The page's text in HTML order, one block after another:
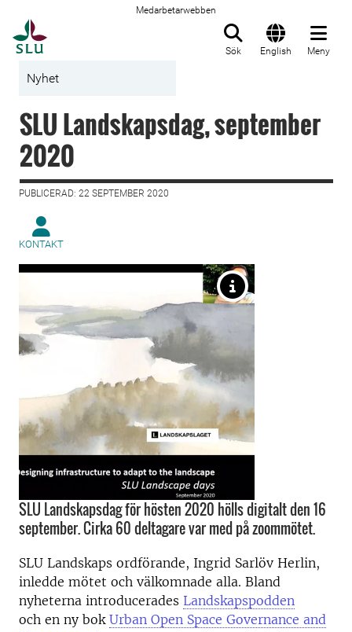
Medarbetarwebben
Sök English Meny
Nyhet
SLU Landskapsdag, september
2020
PUBLICERAD: 22 SEPTEMBER 2020
KONTAKT
SLU Landskapsdag för hösten 2020 hölls digitalt den 16
september. Cirka 60 deltagare var med på zoommötet.
SLU Landskaps ordförande, Ingrid Sarlöv Herlin,
inledde mötet och välkomnade alla. Bland
nyheterna introducerades Landskapspodden
och en ny bok Urban Open Space Governance and